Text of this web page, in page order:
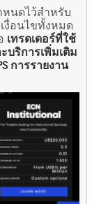
หนดไว้สำหรับ
งื่อนไขทั้งหมด
เทรดเดอร์ที่ใช้
ริการเพิ่มเติม
การรายงาน